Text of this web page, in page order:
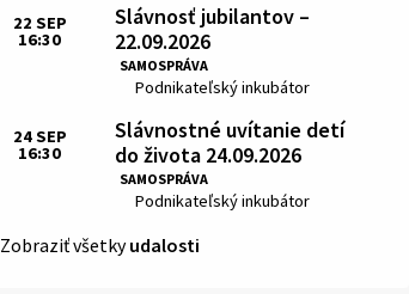
Slávnosť jubilantov –
22.09.2026
SAMOSPRÁVA
Miesto:
Podnikateľský inkubátor
Čas:
22 SEP
16:30
Slávnostné uvítanie detí
do života 24.09.2026
SAMOSPRÁVA
Miesto:
Podnikateľský inkubátor
Čas:
24SEP
16:30
Zobraziť všetkyudalosti